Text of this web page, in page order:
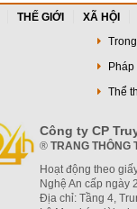
THẾ GIỚI XÃ HỘI
Pháp
Thể
Công ty CP
® TRANG THÔNG
Hoạt động theo
Nghệ An cấp ngày
Địa chỉ: Tầng 4,